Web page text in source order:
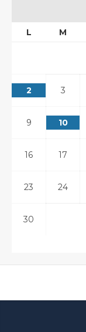
L M
2 3
9 10
16 17
23 24
30